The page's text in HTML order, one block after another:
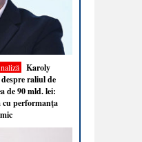
Karoly
raliul de
de 90 mld. lei:
cu performanţa